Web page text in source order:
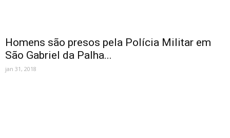
Homens são presos pela Polícia Militar em
São Gabriel da Palha...
jan 31, 2018